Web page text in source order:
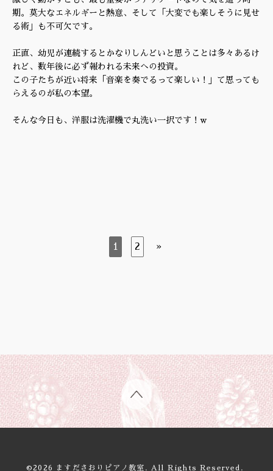
期。莫大なエネルギーと熱意、そして「大変でも楽しそうに見せ
る術」も不可欠です。
正直、幼児が連続するとかなりしんどいと思うことは多々あるけ
れど、数年後に必ず報われる未来への投資。
この子たちが近い将来「音楽を奏でるって楽しい！」て思っても
らえるのが私の本望。
そんな今日も、洋服は洗濯機で丸洗い一択です！w
1 2 »
©2026 ますださおりピアノ教室 . All Rights Reserved.